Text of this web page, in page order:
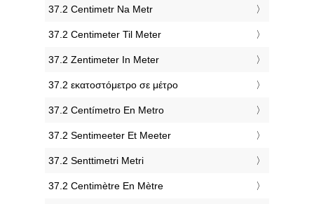
‎37.2 Centimetr Na Metr
‎37.2 Centimeter Til Meter
‎37.2 Zentimeter In Meter
‎37.2 εκατοστόμετρο σε μέτρο
‎37.2 Centímetro En Metro
‎37.2 Sentimeeter Et Meeter
‎37.2 Senttimetri Metri
‎37.2 Centimètre En Mètre